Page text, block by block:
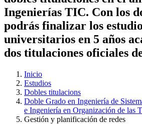
Ingenierías TIC. Con los
podrás finalizar los
universitarios en 5 años
dos titulaciones oficiales
Inicio
Estudios
Dobles titulacions
Doble Grado en Ingeniería de
e Ingeniería en Organización de las
Gestión y planificación de redes